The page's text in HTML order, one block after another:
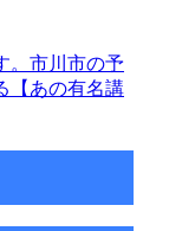
。市川市の予
【あの有名講